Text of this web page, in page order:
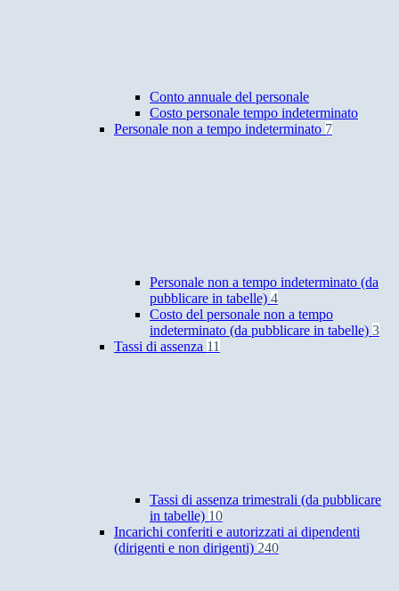
Conto annuale del personale
Costo personale tempo indeterminato
Personale non a tempo indeterminato 7
Personale non a tempo indeterminato (da
pubblicare in tabelle) 4
Costo del personale non a tempo
indeterminato (da pubblicare in tabelle) 3
Tassi di assenza 11
Tassi di assenza trimestrali (da pubblicare
in tabelle) 10
Incarichi conferiti e autorizzati ai dipendenti
(dirigenti e non dirigenti) 240